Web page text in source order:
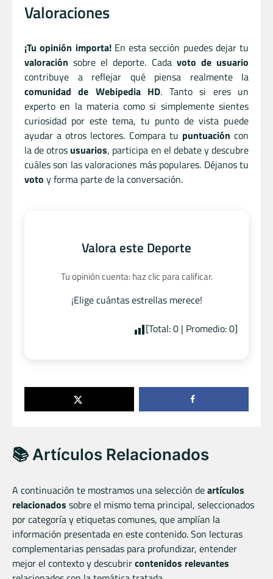
Valoraciones
¡Tu opinión importa!En esta sección puedes dejar tu
valoración sobre el deporte. Cada voto de usuario
contribuye a reflejar qué piensa realmente la
comunidad de Webipedia HD. Tanto si eres un
experto en la materia como si simplemente sientes
curiosidad por este tema, tu punto de vista puede
ayudar a otros lectores. Compara tu puntuación con
la de otros usuarios, participa en el debate y descubre
cuáles son las valoraciones más populares. Déjanos tu
voto y forma parte de la conversación.
Valora este Deporte
Tu opinión cuenta: haz clic para calificar.
¡Elige cuántas estrellas merece!
[Total:0| Promedio:0]
📚 Artículos Relacionados
A continuación te mostramos una selección deartículos
relacionados sobre el mismo tema principal, seleccionados
por categoría y etiquetas comunes, que amplían la
información presentada en este contenido. Son lecturas
complementarias pensadas para profundizar, entender
mejor el contexto y descubrircontenidos relevantes